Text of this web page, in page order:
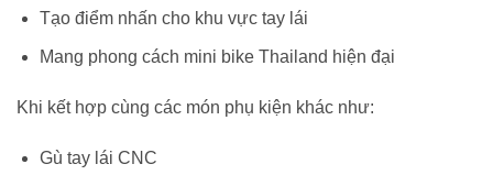
Tạo điểm nhấn cho khu vực tay lái
Mang phong cách mini bike Thailand hiện đại
Khi kết hợp cùng các món phụ kiện khác như:
Gù tay lái CNC